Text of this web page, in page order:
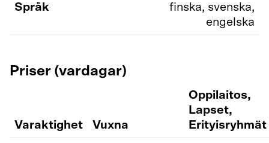
Språk
finska, svenska,
engelska
Priser (vardagar)
Varaktighet Vuxna
Oppilaitos,
Lapset,
Erityisryhmät